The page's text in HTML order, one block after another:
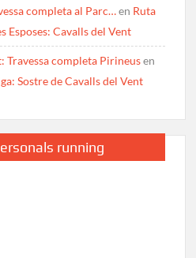
completa al Parc…en Ruta
Esposes: Cavalls del Vent
Travessa completa Pirineusen
Sostre de Cavalls del Vent
running